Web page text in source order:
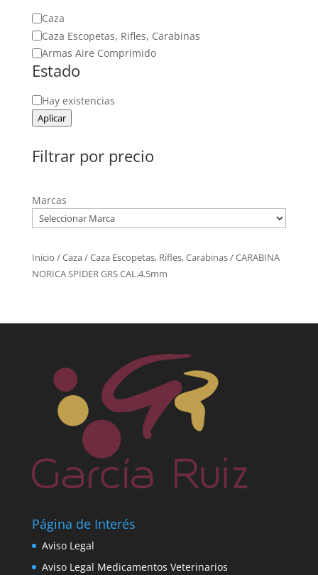
Categoría
Caza
Caza Escopetas, Rifles, Carabinas
Armas Aire Comprimido
Estado
Estado
Hay existencias
Aplicar
Filtrar por precio
Marcas
Inicio /Caza/Caza Escopetas, Rifles, Carabinas/ CARABINA
NORICA SPIDER GRS CAL.4.5mm
Página de Interés
Aviso Legal
Aviso Legal Medicamentos Veterinarios